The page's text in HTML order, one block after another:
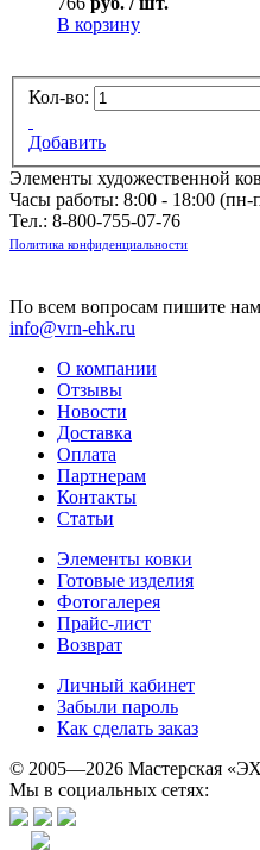
В корзину
Кол-во:
Добавить
Элементы художественной
Часы работы: 8:00 - 18:00 (пн-
Тел.: 8-800-755-07-76
Политика конфиденциальности
По всем вопросам пишите
info@vrn-ehk.ru
О компании
Отзывы
Новости
Доставка
Оплата
Партнерам
Контакты
Статьи
Элементы ковки
Готовые изделия
Фотогалерея
Прайс-лист
Возврат
Личный кабинет
Забыли пароль
Как сделать заказ
© 2005—2026 Мастерская
Мы в социальных сетях: